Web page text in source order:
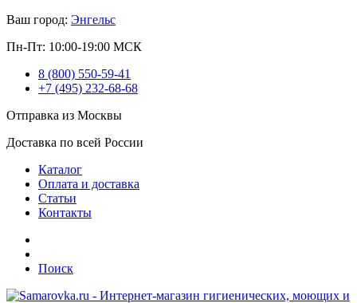
Ваш город: Энгельс
Пн-Пт: 10:00-19:00 МСК
8 (800) 550-59-41
+7 (495) 232-68-68
Отправка из Москвы
Доставка по всей России
Каталог
Оплата и доставка
Статьи
Контакты
Поиск